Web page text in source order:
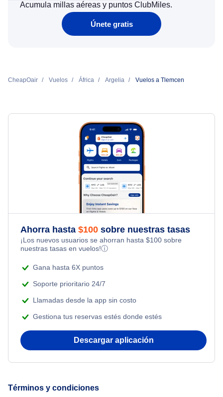
Acumula millas aéreas y puntos ClubMiles.
Únete gratis
CheapOair Vuelos África Argelia Vuelos a Tlemcen
Ahorra hasta $100 sobre nuestras tasas
¡Los nuevos usuarios se ahorran hasta $100 sobre
nuestras tasas en vuelos!ⓘ
Gana hasta 6X puntos
Soporte prioritario 24/7
Llamadas desde la app sin costo
Gestiona tus reservas estés donde estés
Descargar aplicación
Términos y condiciones